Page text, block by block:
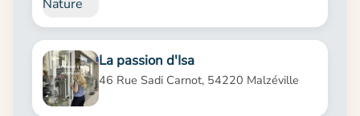
La passion d'Isa
46 Rue Sadi Carnot, 54220 Malzéville